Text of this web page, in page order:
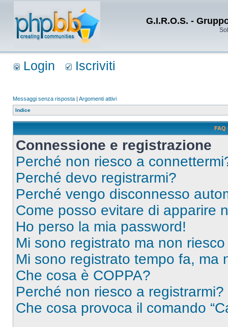
G.I.R.O.S. -
Login Iscriviti
Messaggi senza risposta | Argomenti attivi
Indice
FAQ
Connessione e registrazione
Perché non riesco a
Perché devo registrarmi?
Perché vengo disconnesso
Come posso evitare di apparire
Ho perso la mia password!
Mi sono registrato ma non
Mi sono registrato tempo fa, ma
Che cosa è COPPA?
Perché non riesco a registrarmi?
Che cosa provoca il comando